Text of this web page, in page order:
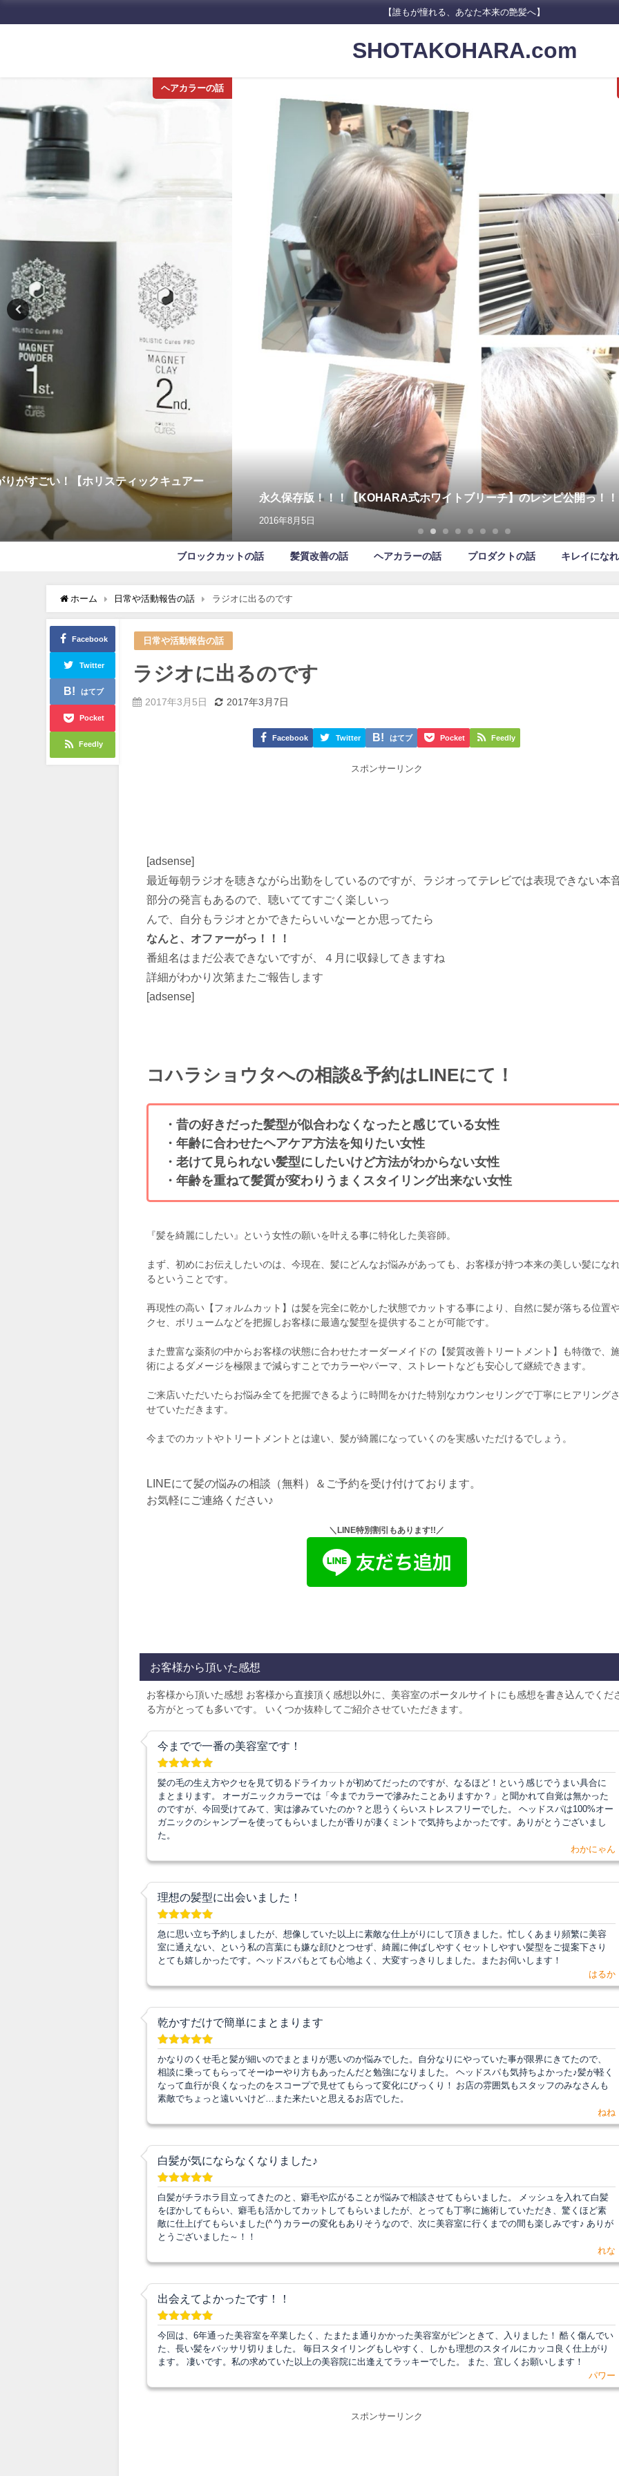
【誰もが憧れる、あなた本来の艶髪へ】
SHOTAKOHARA.com
ヘアカラーの話
がすごい！【ホリスティックキュアー
永久保存版！！！【KOHARA式ホワイトブリーチ】のレシピ公開っ！
2016年8月5日
ブロックカットの話 髪質改善の話 ヘアカラーの話 プロダクトの話 キレイにな
ホーム 日常や活動報告の話 ラジオに出るのです
Facebook
Twitter
はてブ
Pocket
Feedly
日常や活動報告の話
ラジオに出るのです
2017年3月5日 2017年3月7日
Facebook Twitter はてブ Pocket Feedly
スポンサーリンク
[adsense]
最近毎朝ラジオを聴きながら出勤をしているのですが、ラジオってテレビでは表現できない本
部分の発言もあるので、聴いててすごく楽しいっ
んで、自分もラジオとかできたらいいなーとか思ってたら
なんと、オファーがっ！！！
番組名はまだ公表できないですが、４月に収録してきますね
詳細がわかり次第またご報告します
[adsense]
コハラショウタへの相談&予約はLINEにて！
・昔の好きだった髪型が似合わなくなったと感じている女性
・年齢に合わせたヘアケア方法を知りたい女性
・老けて見られない髪型にしたいけど方法がわからない女性
・年齢を重ねて髪質が変わりうまくスタイリング出来ない女性
『髪を綺麗にしたい』という女性の願いを叶える事に特化した美容師。
まず、初めにお伝えしたいのは、今現在、髪にどんなお悩みがあっても、お客様が持つ本来の美しい髪にな
るということです。
再現性の高い【フォルムカット】は髪を完全に乾かした状態でカットする事により、自然に髪が落ちる位置
クセ、ボリュームなどを把握しお客様に最適な髪型を提供することが可能です。
また豊富な薬剤の中からお客様の状態に合わせたオーダーメイドの【髪質改善トリートメント】も特徴で、
術によるダメージを極限まで減らすことでカラーやパーマ、ストレートなども安心して継続できます。
ご来店いただいたらお悩み全てを把握できるように時間をかけた特別なカウンセリングで丁寧にヒアリング
せていただきます。
今までのカットやトリートメントとは違い、髪が綺麗になっていくのを実感いただけるでしょう。
LINEにて髪の悩みの相談（無料）＆ご予約を受け付けております。
お気軽にご連絡ください♪
＼LINE特別割引もあります!!／
お客様から頂いた感想
お客様から頂いた感想 お客様から直接頂く感想以外に、美容室のポータルサイトにも感想を書き込んでくだ
る方がとっても多いです。 いくつか抜粋してご紹介させていただきます。
今までで一番の美容室です！
髪の毛の生え方やクセを見て切るドライカットが初めてだったのですが、なるほど！という感じでうまい具合に
まとまります。 オーガニックカラーでは「今までカラーで滲みたことありますか？」と聞かれて自覚は無かった
のですが、今回受けてみて、実は滲みていたのか？と思うくらいストレスフリーでした。 ヘッドスパは100%オー
ガニックのシャンプーを使ってもらいましたが香りが凄くミントで気持ちよかったです。ありがとうございまし
た。
わかにゃん
理想の髪型に出会いました！
急に思い立ち予約しましたが、想像していた以上に素敵な仕上がりにして頂きました。忙しくあまり頻繁に美容
室に通えない、という私の言葉にも嫌な顔ひとつせず、綺麗に伸ばしやすくセットしやすい髪型をご提案下さり
とても嬉しかったです。ヘッドスパもとても心地よく、大変すっきりしました。またお伺いします！
はるか
乾かすだけで簡単にまとまります
かなりのくせ毛と髪が細いのでまとまりが悪いのか悩みでした。自分なりにやっていた事が限界にきてたので、
相談に乗ってもらってそーゆーやり方もあったんだと勉強になりました。 ヘッドスパも気持ちよかった♪髪が軽く
なって血行が良くなったのをスコープで見せてもらって変化にびっくり！ お店の雰囲気もスタッフのみなさんも
素敵でちょっと遠いいけど…また来たいと思えるお店でした。
ねね
白髪が気にならなくなりました♪
白髪がチラホラ目立ってきたのと、癖毛や広がることが悩みで相談させてもらいました。 メッシュを入れて白髪
をぼかしてもらい、癖毛も活かしてカットしてもらいましたが、とっても丁寧に施術していただき、驚くほど素
敵に仕上げてもらいました(^ ^) カラーの変化もありそうなので、次に美容室に行くまでの間も楽しみです♪ ありが
とうございました～！！
れな
出会えてよかったです！！
今回は、6年通った美容室を卒業したく、たまたま通りかかった美容室がピンときて、入りました！ 酷く傷んでい
た、長い髪をバッサリ切りました。 毎日スタイリングもしやすく、しかも理想のスタイルにカッコ良く仕上がり
ます。 凄いです。私の求めていた以上の美容院に出逢えてラッキーでした。 また、宜しくお願いします！
パワー
スポンサーリンク